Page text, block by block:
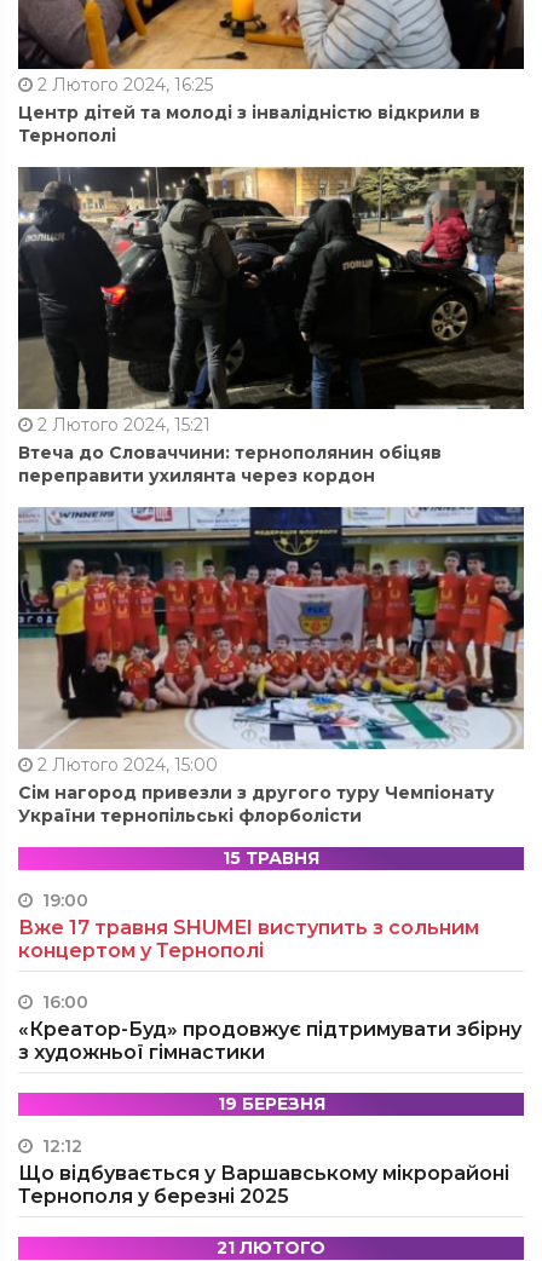
2 Лютого 2024, 16:25
Центр дітей та молоді з інвалідністю відкрили в
Тернополі
2 Лютого 2024, 15:21
Втеча до Словаччини: тернополянин обіцяв
переправити ухилянта через кордон
2 Лютого 2024, 15:00
Сім нагород привезли з другого туру Чемпіонату
України тернопільські флорболісти
15 ТРАВНЯ
19:00
Вже 17 травня SHUMEI виступить з сольним
концертом у Тернополі
16:00
«Креатор-Буд» продовжує підтримувати збірну
з художньої гімнастики
19 БЕРЕЗНЯ
12:12
Що відбувається у Варшавському мікрорайоні
Тернополя у березні 2025
21 ЛЮТОГО